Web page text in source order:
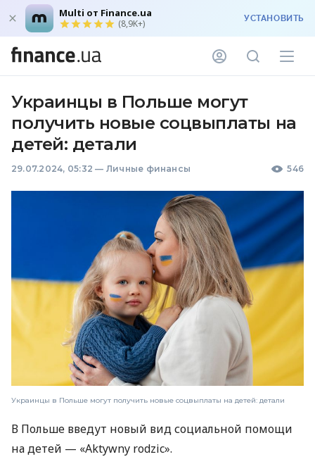
Multi от Finance.ua
(8,9K+) УСТАНОВИТЬ
Украинцы в Польше могут
получить новые соцвыплаты на
детей: детали
29.07.2024, 05:32 — Личные финансы 546
Украинцы в Польше могут получить новые соцвыплаты на детей: детали
В Польше введут новый вид социальной помощи
на детей — «Aktywny rodzic».